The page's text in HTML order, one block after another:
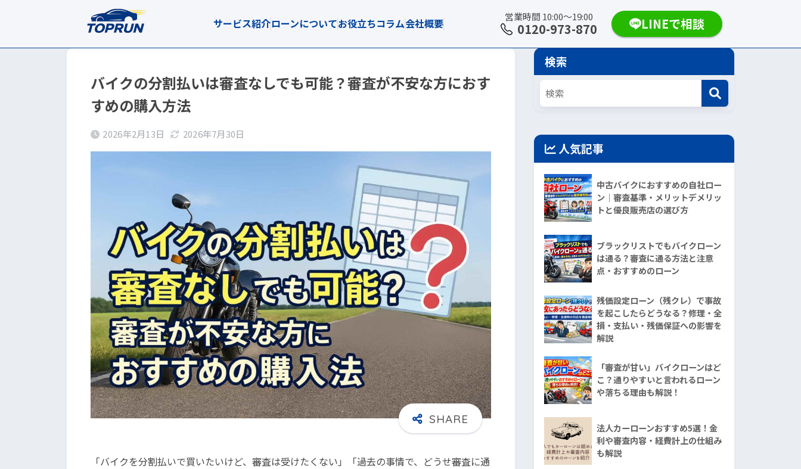
サービス紹介ローンについてお役立ちコラム会社概要 営業時間 10:00〜19:00
0120-973-870 LINEで相談
バイクの分割払いは審査なしでも可能？審査が不安な方におす
すめの購入方法
2026年2月13日 2026年7月30日
「バイクを分割払いで買いたいけど、審査は受けたくない」「過去の事情で、どうせ審査に通
検索
人気記事
中古バイクにおすすめの自社ロー
ン｜審査基準・メリットデメリッ
トと優良販売店の選び方
ブラックリストでもバイクローン
は通る？審査に通る方法と注意
点・おすすめのローン
残価設定ローン（残クレ）で事故
を起こしたらどうなる？修理・全
損・支払い・残価保証への影響を
解説
「審査が甘い」バイクローンはど
こ？通りやすいと言われるローン
や落ちる理由も解説！
法人カーローンおすすめ5選！金
利や審査内容・経費計上の仕組み
も解説